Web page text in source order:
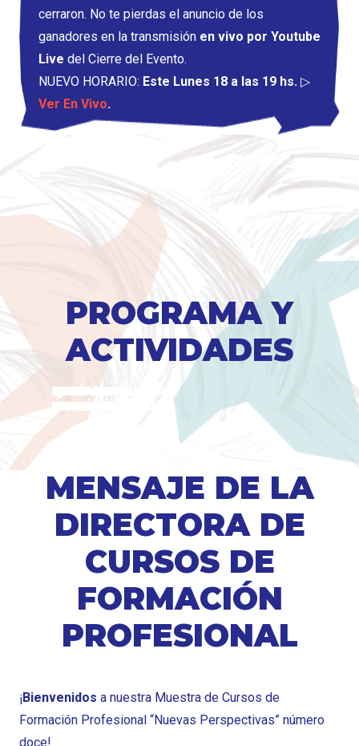
cerraron. No te pierdas el anuncio de los
ganadores en la transmisión en vivo por Youtube
Live del Cierre del Evento.
NUEVO HORARIO: Este Lunes 18 a las 19 hs. ▷
Ver En Vivo.
PROGRAMA Y
ACTIVIDADES
MUESTRA
Y VOTACIÓN
LUCHA
DE TITANES
CRONOGRAMA
DE ACTIVIDADES
PREMIO A LA
EXCELENCIA
CONCURSO PARA
EL PÚBLICO
QUIÉNES
SOMOS
MENSAJE DE LA
DIRECTORA DE
CURSOS DE
FORMACIÓN
PROFESIONAL
¡Bienvenidos a nuestra Muestra de Cursos de
Formación Profesional “Nuevas Perspectivas” número
doce!